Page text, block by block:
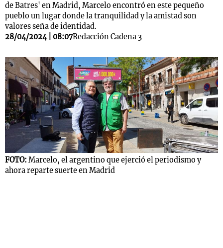
de Batres' en Madrid, Marcelo encontró en este pequeño
pueblo un lugar donde la tranquilidad y la amistad son
valores seña de identidad.
28/04/2024 | 08:07Redacción Cadena 3
FOTO: Marcelo, el argentino que ejerció el periodismo y
ahora reparte suerte en Madrid
Notas
Notas